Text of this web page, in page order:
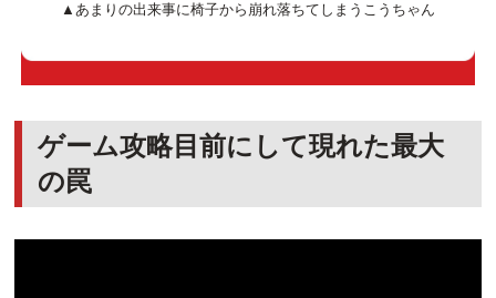
▲あまりの出来事に椅子から崩れ落ちてしまうこうちゃん
ゲーム攻略目前にして現れた最大
の罠